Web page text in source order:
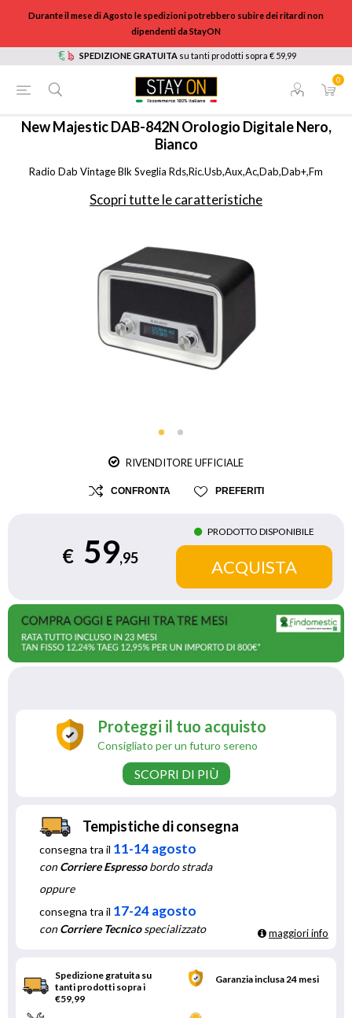
Durante il mese di Agosto le spedizioni potrebbero subire dei ritardi non
dipendenti da StayON
SPEDIZIONE GRATUITA su tanti prodotti sopra € 59,99
0
AUDIO E HI-FI / AUDIO PORTATILE
RADIOLETTORI CD PORTATILI E RADIO DA TAVOLO
DAB842BLK
New Majestic DAB-842N Orologio Digitale Nero,
Bianco
Radio Dab Vintage Blk Sveglia Rds,Ric.Usb,Aux,Ac,Dab,Dab+,Fm
Scopri tutte le caratteristiche
RIVENDITORE UFFICIALE
CONFRONTA PREFERITI
€ 59,95
PRODOTTO DISPONIBILE
Proteggi il tuo acquisto
Consigliato per un futuro sereno
SCOPRI DI PIÙ
Tempistiche di consegna
consegna tra il 11-14 agosto
conCorriere Espressobordo strada
oppure
consegna tra il 17-24 agosto
conCorriere Tecnicospecializzato maggiori info
Spedizione gratuita su
tanti prodotti sopra i
€59,99
Garanzia inclusa 24 mesi